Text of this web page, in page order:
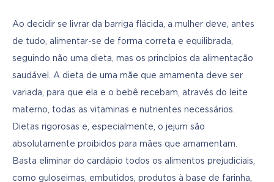
Ao decidir se livrar da barriga flácida, a mulher deve, antes
de tudo, alimentar-se de forma correta e equilibrada,
seguindo não uma dieta, mas os princípios da alimentação
saudável. A dieta de uma mãe que amamenta deve ser
variada, para que ela e o bebê recebam, através do leite
materno, todas as vitaminas e nutrientes necessários.
Dietas rigorosas e, especialmente, o jejum são
absolutamente proibidos para mães que amamentam.
Basta eliminar do cardápio todos os alimentos prejudiciais,
como guloseimas, embutidos, produtos à base de farinha,